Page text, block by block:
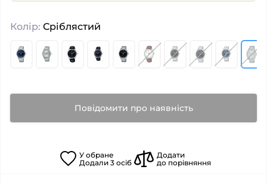
Колір: Сріблястий
Повідомити про наявність
У обране
Додали 3осіб
Додати
до порівняння